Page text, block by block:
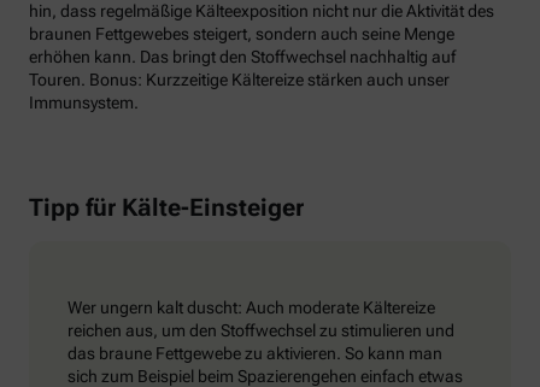
hin, dass regelmäßige Kälteexposition nicht nur die Aktivität des
braunen Fettgewebes steigert, sondern auch seine Menge
erhöhen kann. Das bringt den Stoffwechsel nachhaltig auf
Touren. Bonus: Kurzzeitige Kältereize stärken auch unser
Immunsystem.
Tipp für Kälte-Einsteiger
Wer ungern kalt duscht: Auch moderate Kältereize
reichen aus, um den Stoffwechsel zu stimulieren und
das braune Fettgewebe zu aktivieren. So kann man
sich zum Beispiel beim Spazierengehen einfach etwas